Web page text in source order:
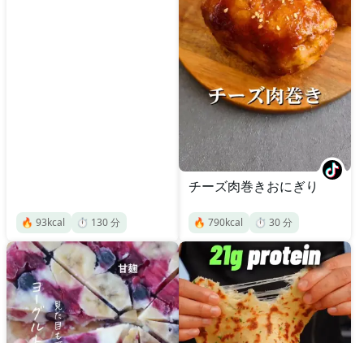
🔥 93kcal ⏱️ 130分
チーズ肉巻きおにぎり
🔥 790kcal ⏱️ 30分